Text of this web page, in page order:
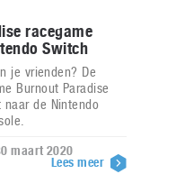
racegame
Switch
je vrienden? De
Burnout Paradise
de Nintendo
maart 2020
Lees meer